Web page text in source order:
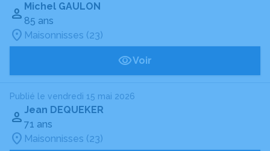
Michel GAULON
85 ans
Maisonnisses (23)
Voir
Publié le vendredi 15 mai 2026
Jean DEQUEKER
71 ans
Maisonnisses (23)